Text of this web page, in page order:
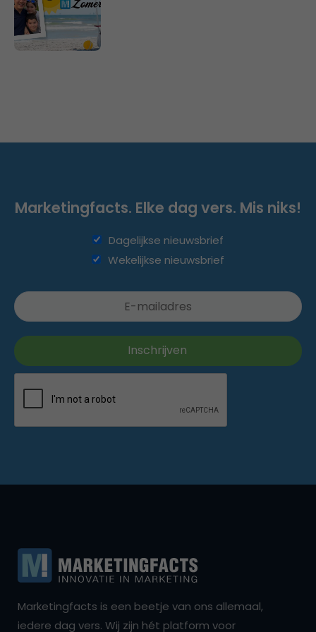
Marketingfacts. Elke dag vers. Mis niks!
Dagelijkse nieuwsbrief
Wekelijkse nieuwsbrief
Marketingfacts is een beetje van ons allemaal,
iedere dag vers. Wij zijn hét platform voor